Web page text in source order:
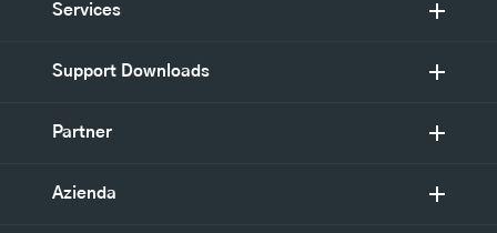
Services
Support Downloads
Partner
Azienda